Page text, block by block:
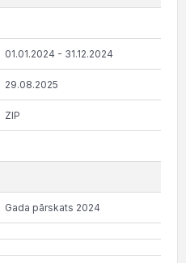
01.01.2024 - 31.12.2024
29.08.2025
ZIP
Gada pārskats 2024